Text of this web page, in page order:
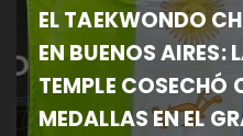
EL TAEKWONDO
EN BUENOS AIRES:
TEMPLE COSECHÓ
MEDALLAS EN EL